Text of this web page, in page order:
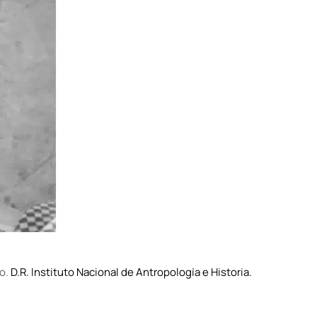
D.R. Instituto Nacional de Antropología e Historia.